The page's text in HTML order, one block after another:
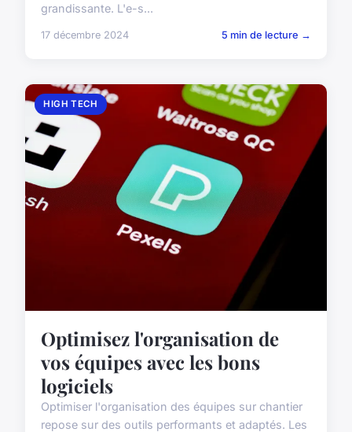
grandissante. L'e-s...
17 décembre 2024 5 min de lecture →
HIGH TECH
Optimisez l'organisation de
vos équipes avec les bons
logiciels
Optimiser l'organisation des équipes sur chantier
repose sur des outils performants et adaptés. Les